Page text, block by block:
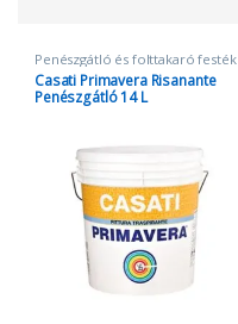
Penészgátló és folttakaró festék
Casati Primavera Risanante
Penészgátló 14 L